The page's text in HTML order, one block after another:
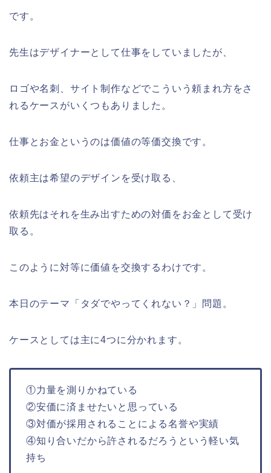
です。
先生はデザイナーとして仕事をしていましたが、
ロゴや名刺、サイト制作などでこういう頼まれ方をさ
れるケースがいくつもありました。
仕事とお金というのは価値の等価交換です。
依頼主は希望のデザインを受け取る、
依頼先はそれを生み出すための対価をお金として受け
取る。
このように対等に価値を交換するわけです。
本日のテーマ「タダでやってくれない？」問題。
ケースとしては主に4つに分かれます。
①力量を測りかねている
②安価に済ませたいと思っている
③対価が採用されることによる名誉や実績
④知り合いだから許されるだろうという軽い気
持ち